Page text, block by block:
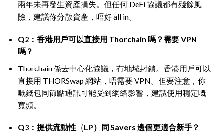
兩年未再發生資產損失。但任何 DeFi 協議都有殘餘風
險，建議你分散資產，唔好 all in。
Q2：香港用戶可以直接用 Thorchain 嗎？需要 VPN
嗎？
Thorchain 係去中心化協議，冇地域封鎖。香港用戶可以
直接用 THORSwap 網站，唔需要 VPN。但要注意，你
嘅錢包同節點通訊可能受到網絡影響，建議使用穩定嘅
寬頻。
Q3：提供流動性（LP）同 Savers 邊個更適合新手？